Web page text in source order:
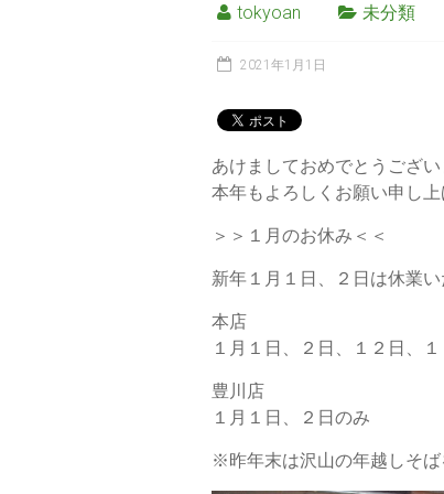
tokyoan 未分類
2021年1月1日
あけましておめでとうござい
本年もよろしくお願い申し上
＞＞１月のお休み＜＜
新年１月１日、２日は休業い
本店
１月１日、２日、１２日、
豊川店
１月１日、２日のみ
※昨年末は沢山の年越しそば